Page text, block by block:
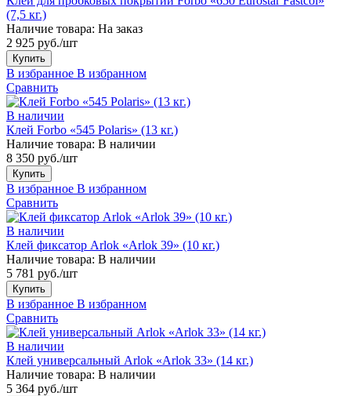
(7,5 кг.)
Наличие товара: На заказ
2 925 руб./шт
Купить
В избранное В избранном
Сравнить
В наличии
Клей Forbo «545 Polaris» (13 кг.)
Наличие товара: В наличии
8 350 руб./шт
Купить
В избранное В избранном
Сравнить
В наличии
Клей фиксатор Arlok «Arlok 39» (10 кг.)
Наличие товара: В наличии
5 781 руб./шт
Купить
В избранное В избранном
Сравнить
В наличии
Клей универсальный Arlok «Arlok 33» (14 кг.)
Наличие товара: В наличии
5 364 руб./шт